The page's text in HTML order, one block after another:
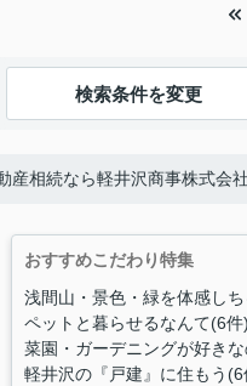
検索条件を変更
産相続なら軽井沢商事株式会社
おすすめこだわり特集
浅間山・景色・緑を体感し
ペットと暮らせるなんて(6件)
菜園・ガーデニングが好き
軽井沢の『戸建』に住もう(6